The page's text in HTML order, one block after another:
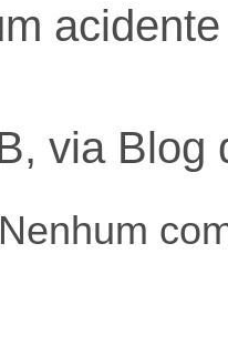
via Blog
Nenhum